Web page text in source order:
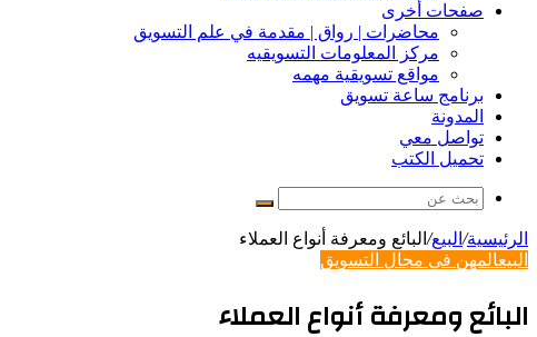
صفحات أخرى
محاضرات | رواق | مقدمة في علم التسويق
مركز المعلومات التسويقيه
مواقع تسويقية مهمه
برنامج ساعة تسويق
المدونة
تواصل معي
تحميل الكتب
بحث
عن
الرئيسية/ البيع/ البائع ومعرفة أنواع العملاء
البيعالمهن في مجال التسويق
البائع ومعرفة أنواع العملاء